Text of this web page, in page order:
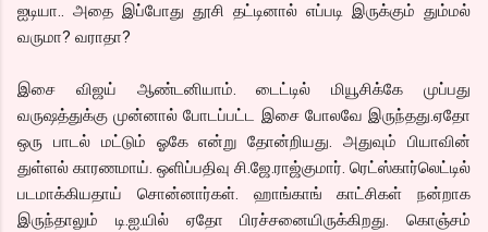
ஐடியா.. அதை இப்போது தூசி தட்டினால் எப்படி இருக்கும் தும்மல்
வருமா? வராதா?
இசை விஜய் ஆண்டனியாம். டைட்டில் மியூசிக்கே முப்பது
வருஷத்துக்கு முன்னால் போடப்பட்ட இசை போலவே இருந்தது.ஏதோ
ஒரு பாடல் மட்டும் ஓகே என்று தோன்றியது. அதுவும் பியாவின்
துள்ளல் காரணமாய். ஒளிப்பதிவு சி.ஜே.ராஜ்குமார். ரெட்ஸ்கார்லெட்டில்
படமாக்கியதாய் சொன்னார்கள். ஹாங்காங் காட்சிகள் நன்றாக
இருந்தாலும் டி.ஐ.யில் ஏதோ பிரச்சனையிருக்கிறது. கொஞ்சம்